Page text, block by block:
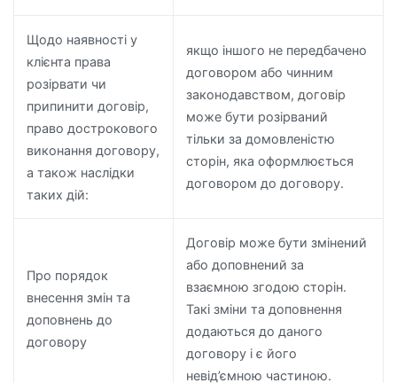
Щодо наявності у
клієнта права
розірвати чи
припинити договір,
право дострокового
виконання договору,
а також наслідки
таких дій:
якщо іншого не передбачено
договором або чинним
законодавством, договір
може бути розірваний
тільки за домовленістю
сторін, яка оформлюється
договором до договору.
Про порядок
внесення змін та
доповнень до
договору
Договір може бути змінений
або доповнений за
взаємною згодою сторін.
Такі зміни та доповнення
додаються до даного
договору і є його
невід’ємною частиною.